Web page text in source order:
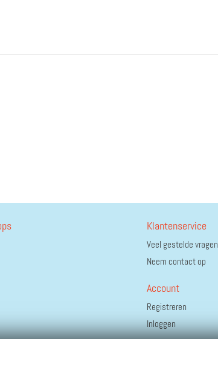
Klantenservice
Veel gestelde vragen
Neem contact op
Account
Registreren
Inloggen